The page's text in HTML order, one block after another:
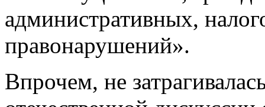
административных,
правонарушений».
Впрочем, не